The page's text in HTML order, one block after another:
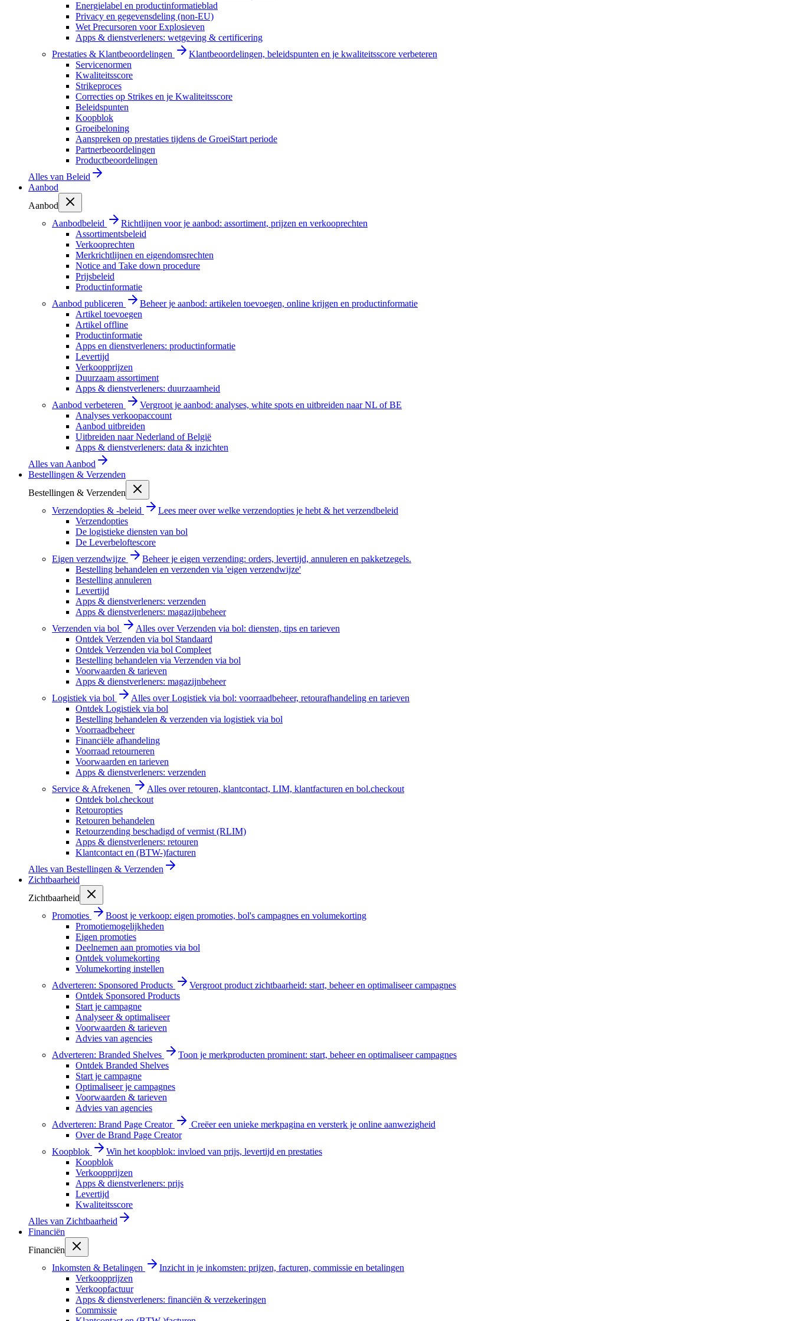
Energielabel en productinformatieblad
Privacy en gegevensdeling (non-EU)
Wet Precursoren voor Explosieven
Apps & dienstverleners: wetgeving & certificering
Prestaties & Klantbeoordelingen
Klantbeoordelingen, beleidspunten en je kwaliteitsscore verbeteren
Servicenormen
Kwaliteitsscore
Strikeproces
Correcties op Strikes en je Kwaliteitsscore
Beleidspunten
Koopblok
Groeibeloning
Aanspreken op prestaties tijdens de GroeiStart periode
Partnerbeoordelingen
Productbeoordelingen
Alles van Beleid
Aanbod
Aanbod
Aanbodbeleid
Richtlijnen voor je aanbod: assortiment, prijzen en verkooprechten
Assortimentsbeleid
Verkooprechten
Merkrichtlijnen en eigendomsrechten
Notice and Take down procedure
Prijsbeleid
Productinformatie
Aanbod publiceren
Beheer je aanbod: artikelen toevoegen, online krijgen en productinformatie
Artikel toevoegen
Artikel offline
Productinformatie
Apps en dienstverleners: productinformatie
Levertijd
Verkoopprijzen
Duurzaam assortiment
Apps & dienstverleners: duurzaamheid
Aanbod verbeteren
Vergroot je aanbod: analyses, white spots en uitbreiden naar NL of BE
Analyses verkoopaccount
Aanbod uitbreiden
Uitbreiden naar Nederland of België
Apps & dienstverleners: data & inzichten
Alles van Aanbod
Bestellingen & Verzenden
Bestellingen & Verzenden
Verzendopties & -beleid
Lees meer over welke verzendopties je hebt & het verzendbeleid
Verzendopties
De logistieke diensten van bol
De Leverbeloftescore
Eigen verzendwijze
Beheer je eigen verzending: orders, levertijd, annuleren en pakketzegels.
Bestelling behandelen en verzenden via 'eigen verzendwijze'
Bestelling annuleren
Levertijd
Apps & dienstverleners: verzenden
Apps & dienstverleners: magazijnbeheer
Verzenden via bol
Alles over Verzenden via bol: diensten, tips en tarieven
Ontdek Verzenden via bol Standaard
Ontdek Verzenden via bol Compleet
Bestelling behandelen via Verzenden via bol
Voorwaarden & tarieven
Apps & dienstverleners: magazijnbeheer
Logistiek via bol
Alles over Logistiek via bol: voorraadbeheer, retourafhandeling en tarieven
Ontdek Logistiek via bol
Bestelling behandelen & verzenden via logistiek via bol
Voorraadbeheer
Financiële afhandeling
Voorraad retourneren
Voorwaarden en tarieven
Apps & dienstverleners: verzenden
Service & Afrekenen
Alles over retouren, klantcontact, LIM, klantfacturen en bol.checkout
Ontdek bol.checkout
Retouropties
Retouren behandelen
Retourzending beschadigd of vermist (RLIM)
Apps & dienstverleners: retouren
Klantcontact en (BTW-)facturen
Alles van Bestellingen & Verzenden
Zichtbaarheid
Zichtbaarheid
Promoties
Boost je verkoop: eigen promoties, bol's campagnes en volumekorting
Promotiemogelijkheden
Eigen promoties
Deelnemen aan promoties via bol
Ontdek volumekorting
Volumekorting instellen
Adverteren: Sponsored Products
Vergroot product zichtbaarheid: start, beheer en optimaliseer campagnes
Ontdek Sponsored Products
Start je campagne
Analyseer & optimaliseer
Voorwaarden & tarieven
Advies van agencies
Adverteren: Branded Shelves
Toon je merkproducten prominent: start, beheer en optimaliseer campagnes
Ontdek Branded Shelves
Start je campagne
Optimaliseer je campagnes
Voorwaarden & tarieven
Advies van agencies
Adverteren: Brand Page Creator
Creëer een unieke merkpagina en versterk je online aanwezigheid
Over de Brand Page Creator
Koopblok
Win het koopblok: invloed van prijs, levertijd en prestaties
Koopblok
Verkoopprijzen
Apps & dienstverleners: prijs
Levertijd
Kwaliteitsscore
Alles van Zichtbaarheid
Financiën
Financiën
Inkomsten & Betalingen
Inzicht in je inkomsten: prijzen, facturen, commissie en betalingen
Verkoopprijzen
Verkoopfactuur
Apps & dienstverleners: financiën & verzekeringen
Commissie